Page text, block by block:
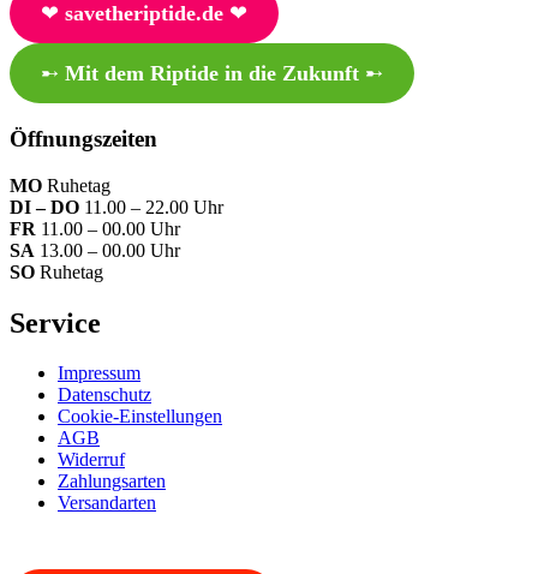
❤︎ savetheriptide.de❤︎
➸ Mit dem Riptide in die Zukunft➸
Öffnungszeiten
MO Ruhetag
DI – DO 11.00 – 22.00 Uhr
FR 11.00 – 00.00 Uhr
SA 13.00 – 00.00 Uhr
SO Ruhetag
Service
Impressum
Datenschutz
Cookie-Einstellungen
AGB
Widerruf
Zahlungsarten
Versandarten